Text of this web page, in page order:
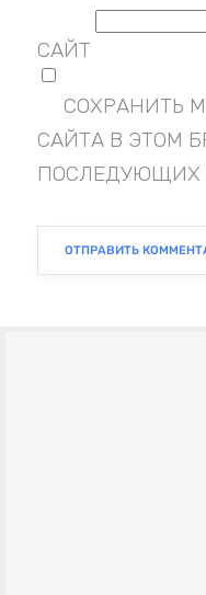
САЙТ
СОХРАНИТЬ
САЙТА В ЭТОМ
ПОСЛЕДУЮЩИХ